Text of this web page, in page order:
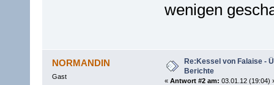
wenigen
NORMANDIN
Gast
Re:Kessel von Falaise -
Berichte
« Antwort #2 am: 03.01.12 (19:04)